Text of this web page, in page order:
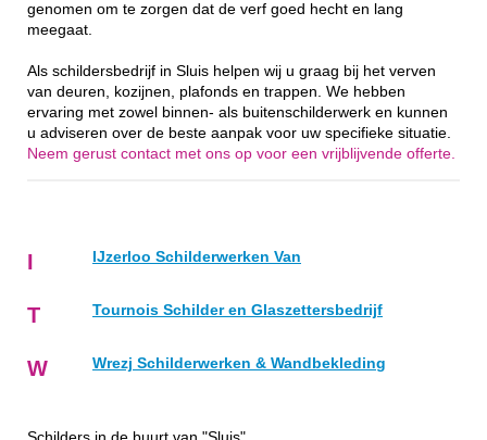
genomen om te zorgen dat de verf goed hecht en lang
meegaat.
Als schildersbedrijf in Sluis helpen wij u graag bij het verven
van deuren, kozijnen, plafonds en trappen. We hebben
ervaring met zowel binnen- als buitenschilderwerk en kunnen
u adviseren over de beste aanpak voor uw specifieke situatie.
Neem gerust contact met ons op voor een vrijblijvende offerte.
I IJzerloo Schilderwerken Van
T Tournois Schilder en Glaszettersbedrijf
W Wrezj Schilderwerken & Wandbekleding